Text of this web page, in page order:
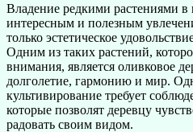
Владение редкими растениями
интересным и полезным
только эстетическое
Одним из таких растений,
внимания, является оливковое
долголетие, гармонию и мир.
культивирование требует
которые позволят деревцу
радовать своим видом.